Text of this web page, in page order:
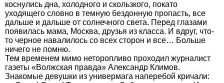
коснулись дна, холодного и скользкого, покато
уходящего словно в темную бездонную пропасть, все
дальше и дальше от солнечного света. Перед глазами
появилась мама, Москва, друзья из класса. И вдруг, что-
то черное навалилось со всех сторон и все… Больше
ничего не помню.
Тем временем мимо неторопливо проходил журналист
газеты «Волжская правда» Александр Климов.
Знакомые девушки из универмага наперебой кричали: